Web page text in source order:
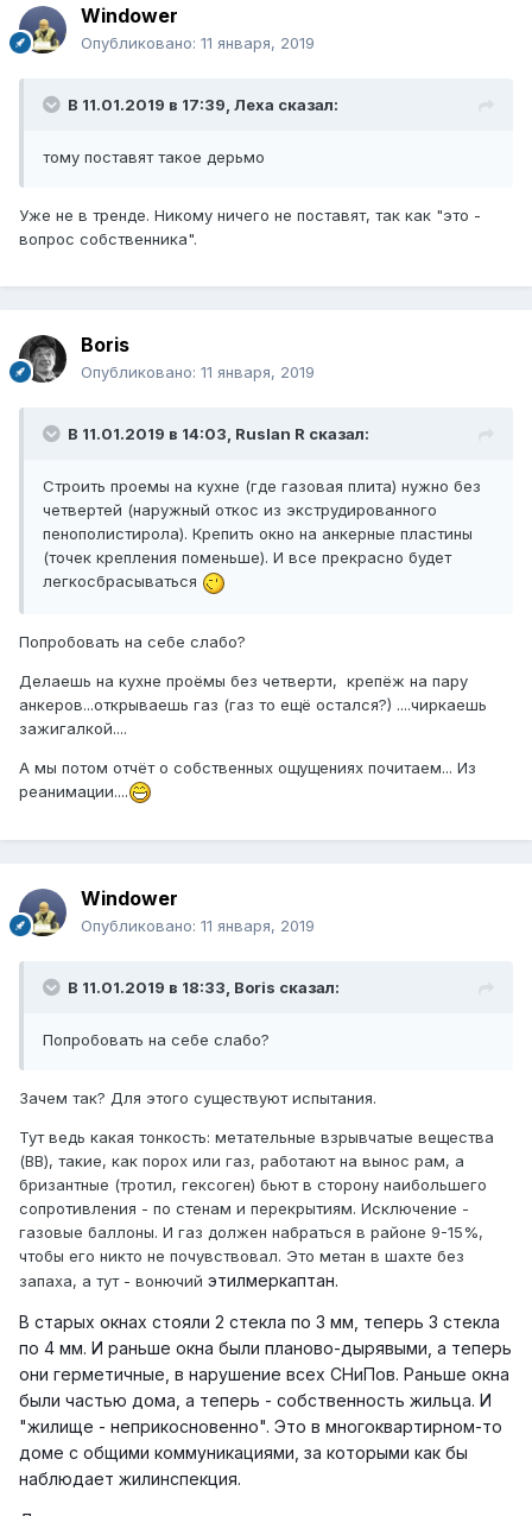
Windower
Опубликовано: 11 января, 2019
В 11.01.2019 в 17:39, Леха сказал:
тому поставят такое дерьмо
Уже не в тренде. Никому ничего не поставят, так как "это -
вопрос собственника".
Boris
Опубликовано: 11 января, 2019
В 11.01.2019 в 14:03, Ruslan R сказал:
Строить проемы на кухне (где газовая плита) нужно без
четвертей (наружный откос из экструдированного
пенополистирола). Крепить окно на анкерные пластины
(точек крепления поменьше). И все прекрасно будет
легкосбрасываться
Попробовать на себе слабо?
Делаешь на кухне проёмы без четверти, крепёж на пару
анкеров...открываешь газ (газ то ещё остался?) ....чиркаешь
зажигалкой....
А мы потом отчёт о собственных ощущениях почитаем... Из
реанимации....
Windower
Опубликовано: 11 января, 2019
В 11.01.2019 в 18:33, Boris сказал:
Попробовать на себе слабо?
Зачем так? Для этого существуют испытания.
Тут ведь какая тонкость: метательные взрывчатые вещества
(ВВ), такие, как порох или газ, работают на вынос рам, а
бризантные (тротил, гексоген) бьют в сторону наибольшего
сопротивления - по стенам и перекрытиям. Исключение -
газовые баллоны. И газ должен набраться в районе 9-15%,
чтобы его никто не почувствовал. Это метан в шахте без
запаха, а тут - вонючий этилмеркаптан.
В старых окнах стояли 2 стекла по 3 мм, теперь 3 стекла
по 4 мм. И раньше окна были планово-дырявыми, а теперь
они герметичные, в нарушение всех СНиПов. Раньше окна
были частью дома, а теперь - собственность жильца. И
"жилище - неприкосновенно". Это в многоквартирном-то
доме с общими коммуникациями, за которыми как бы
наблюдает жилинспекция.